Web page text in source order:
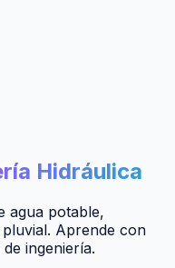
Hidráulica
agua potable,
Aprende con
ingeniería.